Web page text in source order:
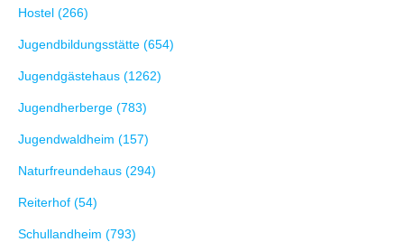
Hostel (266)
Jugendbildungsstätte (654)
Jugendgästehaus (1262)
Jugendherberge (783)
Jugendwaldheim (157)
Naturfreundehaus (294)
Reiterhof (54)
Schullandheim (793)